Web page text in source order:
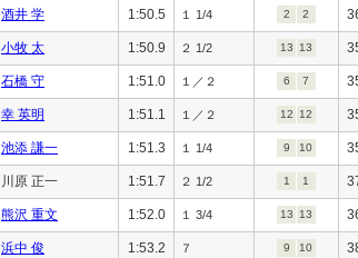
酒井 学 1:50.5 １ 1/4 2 2
小牧 太 1:50.9 ２ 1/2 13 13
石橋 守 1:51.0 １／２ 6 7
幸 英明 1:51.1 １／２ 12 12
池添 謙一 1:51.3 １ 1/4 9 10
川原 正一 1:51.7 ２ 1/2 1 1
熊沢 重文 1:52.0 １ 3/4 13 13
浜中 俊 1:53.2 ７ 9 10